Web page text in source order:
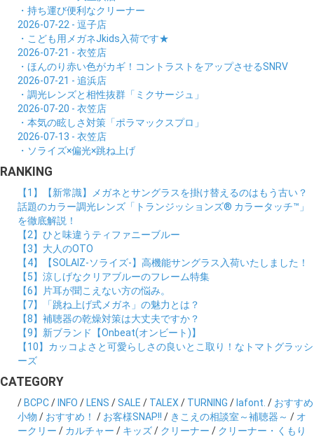
・持ち運び便利なクリーナー
2026-07-22 - 逗子店
・こども用メガネJkids入荷です★
2026-07-21 - 衣笠店
・ほんのり赤い色がカギ！コントラストをアップさせるSNRV
2026-07-21 - 追浜店
・調光レンズと相性抜群「ミクサージュ」
2026-07-20 - 衣笠店
・本気の眩しさ対策「ポラマックスプロ」
2026-07-13 - 衣笠店
・ソライズ×偏光×跳ね上げ
RANKING
【1】【新常識】メガネとサングラスを掛け替えるのはもう古い？
話題のカラー調光レンズ「トランジッションズ® カラータッチ™」
を徹底解説！
【2】ひと味違うティファニーブルー
【3】大人のOTO
【4】【SOLAIZ-ソライズ-】高機能サングラス入荷いたしました！
【5】涼しげなクリアブルーのフレーム特集
【6】片耳が聞こえない方の悩み。
【7】「跳ね上げ式メガネ」の魅力とは？
【8】補聴器の乾燥対策は大丈夫ですか？
【9】新ブランド【Onbeat(オンビート)】
【10】カッコよさと可愛らしさの良いとこ取り！なトマトグラッシ
ーズ
CATEGORY
/BCPC/INFO /LENS /SALE / TALEX / TURNING /lafont. / おすすめ
小物 / おすすめ！ / お客様SNAP!! / きこえの相談室～補聴器～ / オ
ークリー / カルチャー / キッズ/ クリーナー / クリーナー・くもり